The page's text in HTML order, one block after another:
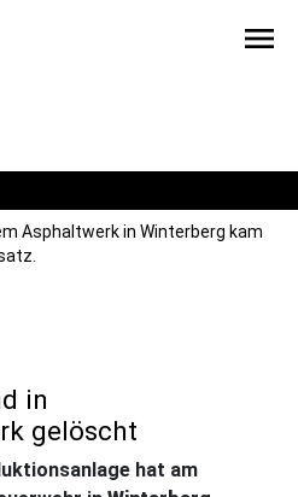
menu
Asphaltwerk in Winterberg kam
in
gelöscht
hat am